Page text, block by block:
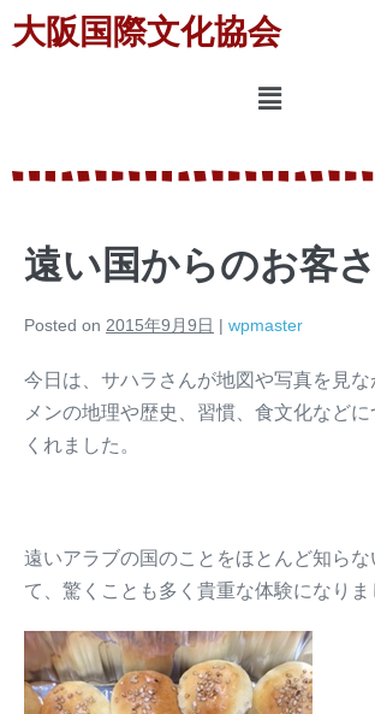
大阪国際文化協会
遠い国からのお客
Posted on 2015年9月9日 | wpmaster
今日は、サハラさんが地図や写真を見
メンの地理や歴史、習慣、食文化など
くれました。
遠いアラブの国のことをほとんど知らな
て、驚くことも多く貴重な体験になり